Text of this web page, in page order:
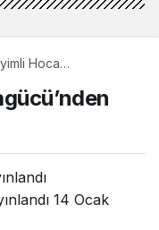
Hoca
geliyor
14 Ocak